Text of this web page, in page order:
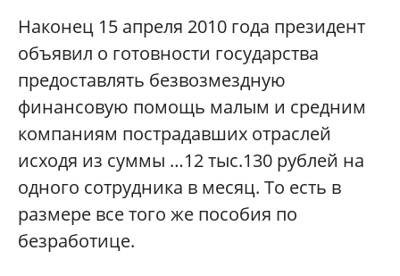
Наконец 15 апреля 2010 года президент
объявил о готовности государства
предоставлять безвозмездную
финансовую помощь малым и средним
компаниям пострадавших отраслей
исходя из суммы …12 тыс.130 рублей на
одного сотрудника в месяц. То есть в
размере все того же пособия по
безработице.